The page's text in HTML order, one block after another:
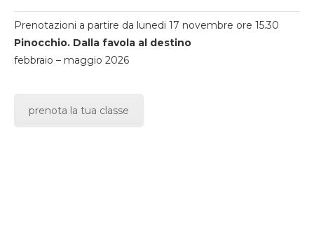
Prenotazioni a partire da lunedi 17 novembre ore 15.30
Pinocchio. Dalla favola al destino
febbraio – maggio 2026
prenota la tua classe